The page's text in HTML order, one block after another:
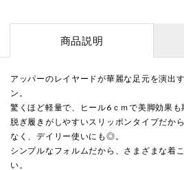
商品説明
アッパーのレイヤードが華麗な足元を演出
ン。
驚くほど軽量で、ヒール6ｃｍで美脚効果も
脱ぎ履きがしやすいスリッポンタイプだか
なく、デイリー使いにも◎。
シンプルなフォルムだから、さまざまな着
い。